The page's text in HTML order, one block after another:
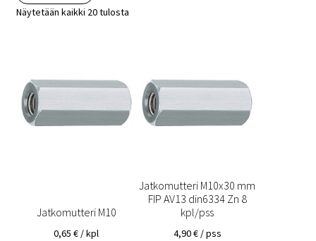
Näytetään kaikki 20 tulosta
Jatkomutteri M10
0,65€ / kpl
Jatkomutteri M10x30 mm
FIP AV13 din6334 Zn 8
kpl/pss
4,90€ / pss